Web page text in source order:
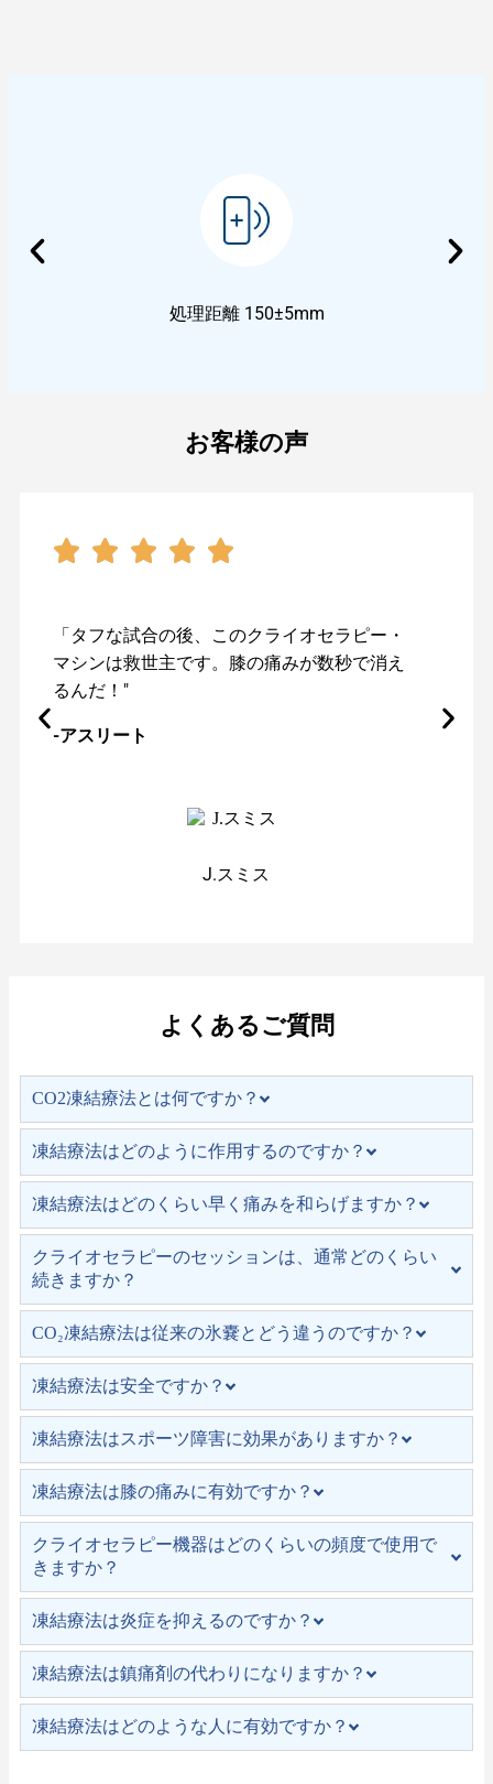
処理距離 150±5mm
お客様の声
「タフな試合の後、このクライオセラピー・
マシンは救世主です。膝の痛みが数秒で消え
るんだ！"
-アスリート
J.スミス
よくあるご質問
CO2凍結療法とは何ですか？
凍結療法はどのように作用するのですか？
凍結療法はどのくらい早く痛みを和らげますか？
クライオセラピーのセッションは、通常どのくらい
続きますか？
CO₂凍結療法は従来の氷嚢とどう違うのですか？
凍結療法は安全ですか？
凍結療法はスポーツ障害に効果がありますか？
凍結療法は膝の痛みに有効ですか？
クライオセラピー機器はどのくらいの頻度で使用で
きますか？
凍結療法は炎症を抑えるのですか？
凍結療法は鎮痛剤の代わりになりますか？
凍結療法はどのような人に有効ですか？